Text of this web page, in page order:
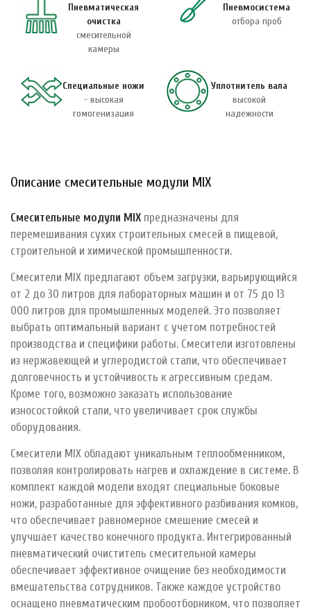
Пневматическая
очистка
смесительной
камеры
Пневмосистема
отбора проб
Специальные ножи
- высокая
гомогенизация
Уплотнитель вала
высокой
надежности
Описание смесительные модули MIX
Смесительные модули MIX предназначены для
перемешивания сухих строительных смесей в пищевой,
строительной и химической промышленности.
Смесители MIX предлагают объем загрузки, варьирующийся
от 2 до 30 литров для лабораторных машин и от 75 до 13
000 литров для промышленных моделей. Это позволяет
выбрать оптимальный вариант с учетом потребностей
производства и специфики работы. Смесители изготовлены
из нержавеющей и углеродистой стали, что обеспечивает
долговечность и устойчивость к агрессивным средам.
Кроме того, возможно заказать использование
износостойкой стали, что увеличивает срок службы
оборудования.
Смесители MIX обладают уникальным теплообменником,
позволяя контролировать нагрев и охлаждение в системе. В
комплект каждой модели входят специальные боковые
ножи, разработанные для эффективного разбивания комков,
что обеспечивает равномерное смешение смесей и
улучшает качество конечного продукта. Интегрированный
пневматический очиститель смесительной камеры
обеспечивает эффективное очищение без необходимости
вмешательства сотрудников. Также каждое устройство
оснащено пневматическим пробоотборником, что позволяет